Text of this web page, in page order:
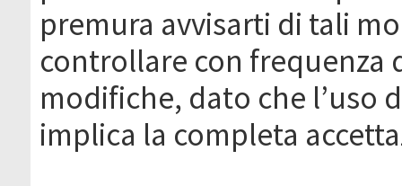
premura avvisarti di tali
controllare con frequenza
modifiche, dato che l’uso
implica la completa